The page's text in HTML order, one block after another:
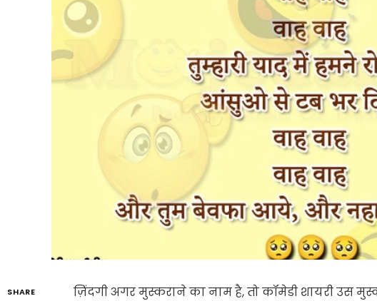
SHARE
ज़िंदगी अगर मुस्कराने का नाम है, तो कॉमेडी शायरी उस